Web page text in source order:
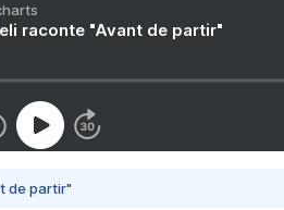
raconte "Avant de partir"
de partir"